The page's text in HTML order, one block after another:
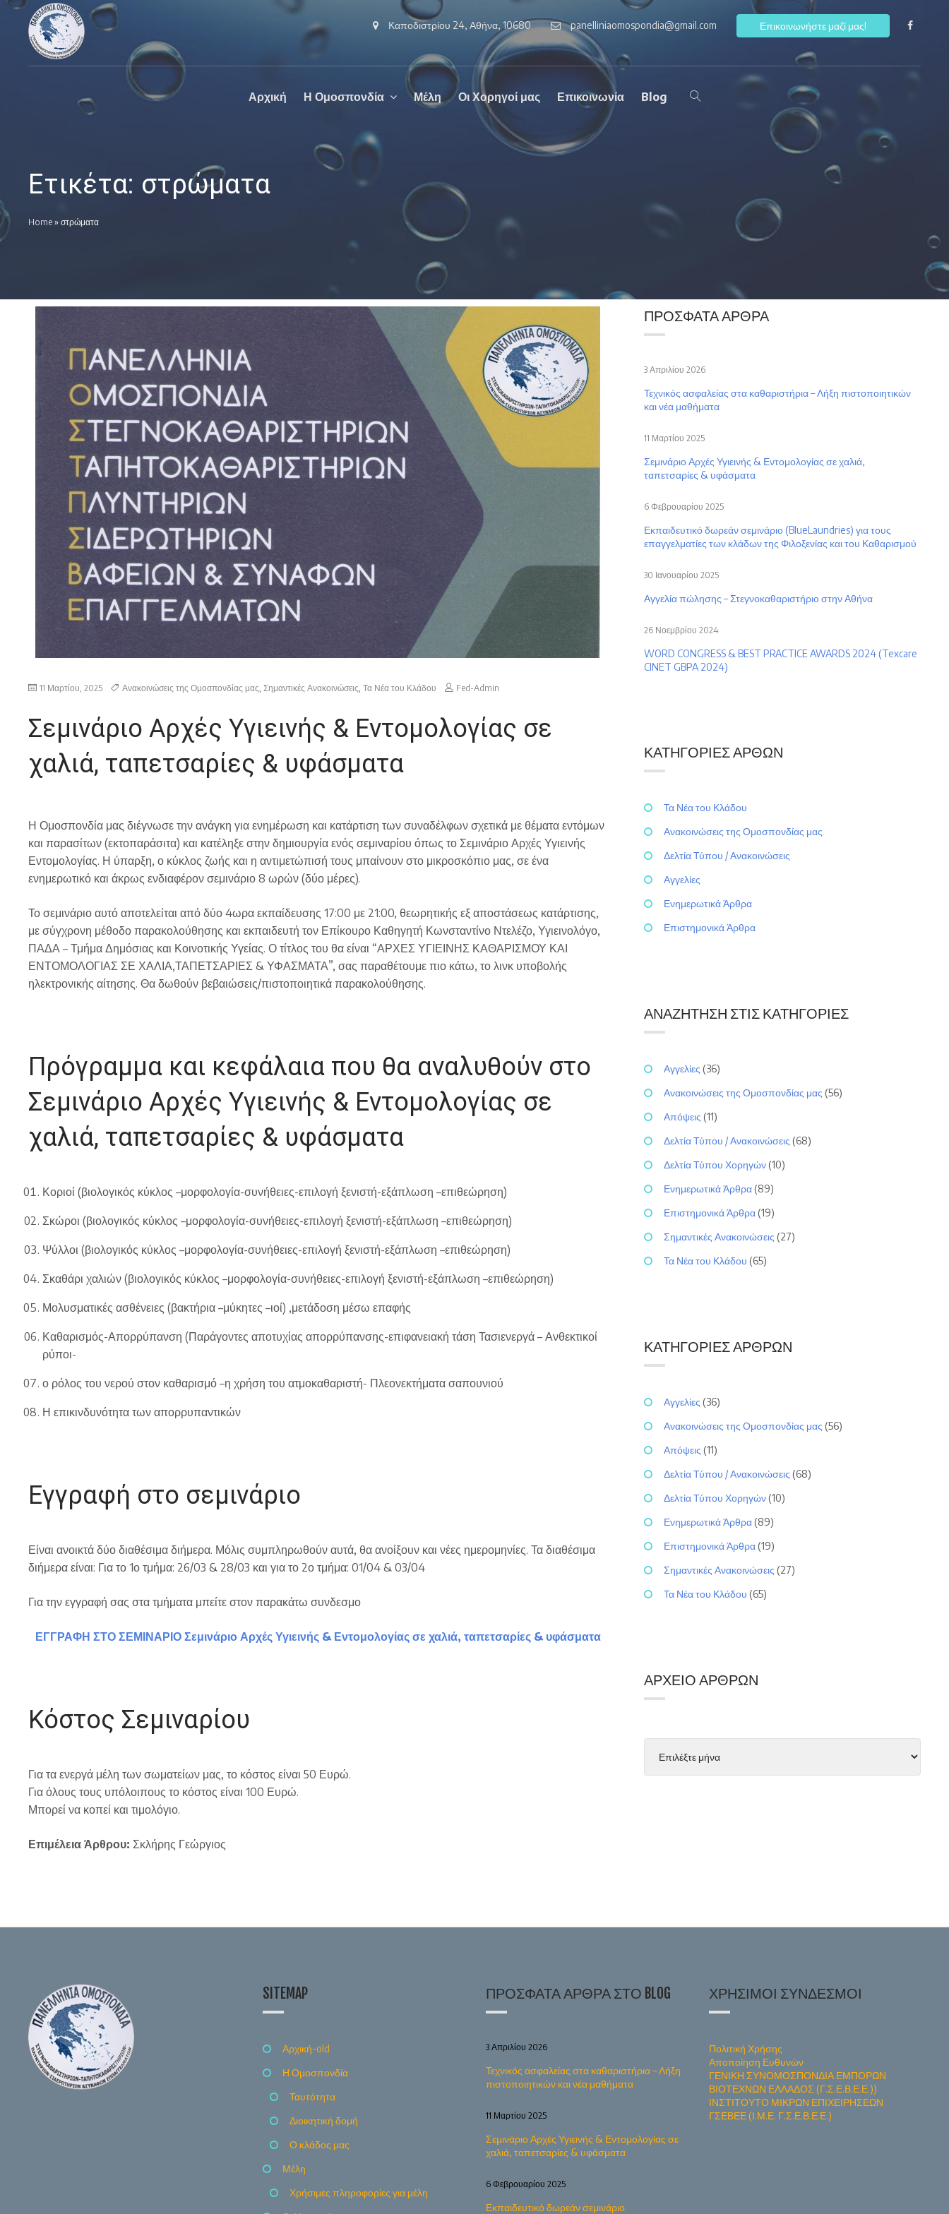
Πανελλήνια
Ομοσπονδία
Καθαριστηρίων
Ο επίσημος
ιστοχώρος της
Πανελλήνια
Ομοσπονδία
Καποδιστρίου 24, Αθήνα, 10680 panelliniaomospondia@gmail.com Επικοινωνήστε μαζί μας!
Αρχική Η Ομοσπονδία Μέλη Οι Χορηγοί μας Επικοινωνία Blog
Ετικέτα: στρώματα
Home » στρώματα
11 Μαρτίου, 2025 Ανακοινώσεις της Ομοσπονδίας μας, Σημαντικές Ανακοινώσεις, Τα Νέα του Κλάδου Fed-Admin
Σεμινάριο Αρχές Υγιεινής & Εντομολογίας σε
χαλιά, ταπετσαρίες & υφάσματα
Η Ομοσπονδία μας διέγνωσε την ανάγκη για ενημέρωση και κατάρτιση των συναδέλφων σχετικά με θέματα εντόμων
και παρασίτων (εκτοπαράσιτα) και κατέληξε στην δημιουργία ενός σεμιναρίου όπως το Σεμινάριο Αρχές Υγιεινής
Εντομολογίας. Η ύπαρξη, ο κύκλος ζωής και η αντιμετώπισή τους μπαίνουν στο μικροσκόπιο μας, σε ένα
ενημερωτικό και άκρως ενδιαφέρον σεμινάριο 8 ωρών (δύο μέρες).
Το σεμινάριο αυτό αποτελείται από δύο 4ωρα εκπαίδευσης 17:00 με 21:00, θεωρητικής εξ αποστάσεως κατάρτισης,
με σύγχρονη μέθοδο παρακολούθησης και εκπαιδευτή τον Επίκουρο Καθηγητή Κωνσταντίνο Ντελέζο, Υγιεινολόγο,
ΠΑΔΑ – Τμήμα Δημόσιας και Κοινοτικής Υγείας. Ο τίτλος του θα είναι “ΑΡΧΕΣ ΥΓΙΕΙΝΗΣ ΚΑΘΑΡΙΣΜΟΥ ΚΑΙ
ΕΝΤΟΜΟΛΟΓΙΑΣ ΣΕ ΧΑΛΙΑ,ΤΑΠΕΤΣΑΡΙΕΣ & ΥΦΑΣΜΑΤΑ”, σας παραθέτουμε πιο κάτω, το λινκ υποβολής
ηλεκτρονικής αίτησης. Θα δωθούν βεβαιώσεις/πιστοποιητικά παρακολούθησης.
Πρόγραμμα και κεφάλαια που θα αναλυθούν στο
Σεμινάριο Αρχές Υγιεινής & Εντομολογίας σε
χαλιά, ταπετσαρίες & υφάσματα
Κοριοί (βιολογικός κύκλος –μορφολογία-συνήθειες-επιλογή ξενιστή-εξάπλωση –επιθεώρηση)
Σκώροι (βιολογικός κύκλος –μορφολογία-συνήθειες-επιλογή ξενιστή-εξάπλωση –επιθεώρηση)
Ψύλλοι (βιολογικός κύκλος –μορφολογία-συνήθειες-επιλογή ξενιστή-εξάπλωση –επιθεώρηση)
Σκαθάρι χαλιών (βιολογικός κύκλος –μορφολογία-συνήθειες-επιλογή ξενιστή-εξάπλωση –επιθεώρηση)
Μολυσματικές ασθένειες (βακτήρια –μύκητες –ιοί) ,μετάδοση μέσω επαφής
Καθαρισμός-Απορρύπανση (Παράγοντες αποτυχίας απορρύπανσης-επιφανειακή τάση Τασιενεργά – Ανθεκτικοί
ρύποι-
ο ρόλος του νερού στον καθαρισμό –η χρήση του ατμοκαθαριστή- Πλεονεκτήματα σαπουνιού
Η επικινδυνότητα των απορρυπαντικών
Εγγραφή στο σεμινάριο
Είναι ανοικτά δύο διαθέσιμα διήμερα. Μόλις συμπληρωθούν αυτά, θα ανοίξουν και νέες ημερομηνίες. Τα διαθέσιμα
διήμερα είναι: Για το 1ο τμήμα: 26/03 & 28/03 και για το 2ο τμήμα: 01/04 & 03/04
Για την εγγραφή σας στα τμήματα μπείτε στον παρακάτω συνδεσμο
ΕΓΓΡΑΦΗ ΣΤΟ ΣΕΜΙΝΑΡΙΟ Σεμινάριο Αρχές Υγιεινής & Εντομολογίας σε χαλιά, ταπετσαρίες & υφάσματα
Κόστος Σεμιναρίου
Για τα ενεργά μέλη των σωματείων μας, το κόστος είναι 50 Ευρώ.
Για όλους τους υπόλοιπους το κόστος είναι 100 Ευρώ.
Μπορεί να κοπεί και τιμολόγιο.
Επιμέλεια Άρθρου: Σκλήρης Γεώργιος
ΠΡΌΣΦΑΤΑ ΆΡΘΡΑ
Τεχνικός ασφαλείας στα καθαριστήρια – Λήξη πιστοποιητικών
και νέα μαθήματα
3 Απριλίου 2026
Σεμινάριο Αρχές Υγιεινής & Εντομολογίας σε χαλιά,
ταπετσαρίες & υφάσματα
11 Μαρτίου 2025
Εκπαιδευτικό δωρεάν σεμινάριο (BlueLaundries) για τους
επαγγελματίες των κλάδων της Φιλοξενίας και του Καθαρισμού
6 Φεβρουαρίου 2025
Αγγελία πώλησης – Στεγνοκαθαριστήριο στην Αθήνα
30 Ιανουαρίου 2025
WORD CONGRESS & BEST PRACTICE AWARDS 2024 (Texcare
CINET GBPA 2024)
26 Νοεμβρίου 2024
ΚΑΤΗΓΟΡΊΕΣ ΆΡΘΩΝ
Τα Νέα του Κλάδου
Ανακοινώσεις της Ομοσπονδίας μας
Δελτία Τύπου / Ανακοινώσεις
Αγγελίες
Ενημερωτικά Άρθρα
Επιστημονικά Άρθρα
ΑΝΑΖΉΤΗΣΗ ΣΤΙΣ ΚΑΤΗΓΟΡΊΕΣ
Αγγελίες (36)
Ανακοινώσεις της Ομοσπονδίας μας (56)
Απόψεις (11)
Δελτία Τύπου / Ανακοινώσεις (68)
Δελτία Τύπου Χορηγών (10)
Ενημερωτικά Άρθρα (89)
Επιστημονικά Άρθρα (19)
Σημαντικές Ανακοινώσεις (27)
Τα Νέα του Κλάδου (65)
ΚΑΤΗΓΟΡΊΕΣ ΆΡΘΡΩΝ
Αγγελίες (36)
Ανακοινώσεις της Ομοσπονδίας μας (56)
Απόψεις (11)
Δελτία Τύπου / Ανακοινώσεις (68)
Δελτία Τύπου Χορηγών (10)
Ενημερωτικά Άρθρα (89)
Επιστημονικά Άρθρα (19)
Σημαντικές Ανακοινώσεις (27)
Τα Νέα του Κλάδου (65)
ΑΡΧΕΊΟ ΆΡΘΡΩΝ
SITEMAP
Αρχική-old
Η Ομοσπονδία
Ταυτότητα
Διοικητική δομή
Ο κλάδος μας
Μέλη
Χρήσιμες πληροφορίες για μέλη
ΠΡΌΣΦΑΤΑ ΆΡΘΡΑ ΣΤΟ BLOG
Τεχνικός ασφαλείας στα καθαριστήρια – Λήξη
πιστοποιητικών και νέα μαθήματα
3 Απριλίου 2026
Σεμινάριο Αρχές Υγιεινής & Εντομολογίας σε
χαλιά, ταπετσαρίες & υφάσματα
11 Μαρτίου 2025
Εκπαιδευτικό δωρεάν σεμινάριο
6 Φεβρουαρίου 2025
ΧΡΉΣΙΜΟΙ ΣΎΝΔΕΣΜΟΙ
Πολιτική Χρήσης
Αποποίηση Ευθυνών
ΓΕΝΙΚΗ ΣΥΝΟΜΟΣΠΟΝΔΙΑ ΕΜΠΟΡΩΝ
ΒΙΟΤΕΧΝΩΝ ΕΛΛΑΔΟΣ (Γ.Σ.Ε.Β.Ε.Ε.))
ΙΝΣΤΙΤΟΥΤΟ ΜΙΚΡΩΝ ΕΠΙΧΕΙΡΗΣΕΩΝ
ΓΣΕΒΕΕ (Ι.Μ.Ε. Γ.Σ.Ε.Β.Ε.Ε.)